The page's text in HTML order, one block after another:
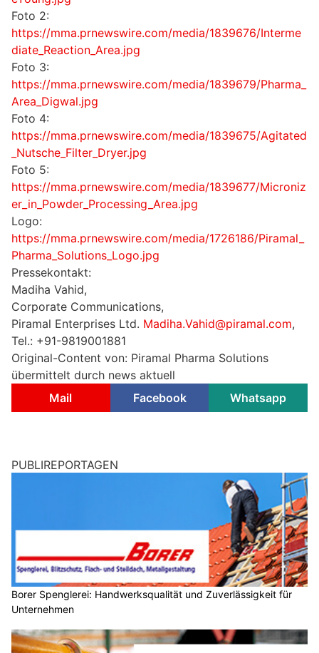
Foto 2:
https://mma.prnewswire.com/media/1839676/Interme
diate_Reaction_Area.jpg
Foto 3:
https://mma.prnewswire.com/media/1839679/Pharma_
Area_Digwal.jpg
Foto 4:
https://mma.prnewswire.com/media/1839675/Agitated
_Nutsche_Filter_Dryer.jpg
Foto 5:
https://mma.prnewswire.com/media/1839677/Microniz
er_in_Powder_Processing_Area.jpg
Logo:
https://mma.prnewswire.com/media/1726186/Piramal_
Pharma_Solutions_Logo.jpg
Pressekontakt:
Madiha Vahid,
Corporate Communications,
Piramal Enterprises Ltd. Madiha.Vahid@piramal.com,
Tel.: +91-9819001881
Original-Content von: Piramal Pharma Solutions
übermittelt durch news aktuell
Mail
Facebook Whatsapp
PUBLIREPORTAGEN
Borer Spenglerei: Handwerksqualität und Zuverlässigkeit für
Unternehmen